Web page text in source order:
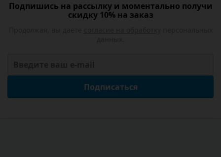
Подпишись на рассылку и моментально получи
скидку 10% на заказ
Подписаться